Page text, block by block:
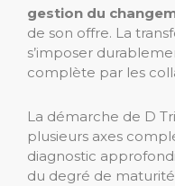
gestion du
de son offre. La
s’imposer
complète par les
La démarche de D
plusieurs axes
diagnostic
du degré de